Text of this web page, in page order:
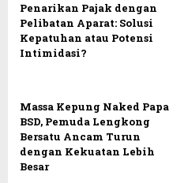
Penarikan Pajak dengan
Pelibatan Aparat: Solusi
Kepatuhan atau Potensi
Intimidasi?
Massa Kepung Naked Papa
BSD, Pemuda Lengkong
Bersatu Ancam Turun
dengan Kekuatan Lebih
Besar